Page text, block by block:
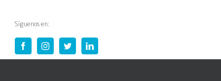
Síguenos en: